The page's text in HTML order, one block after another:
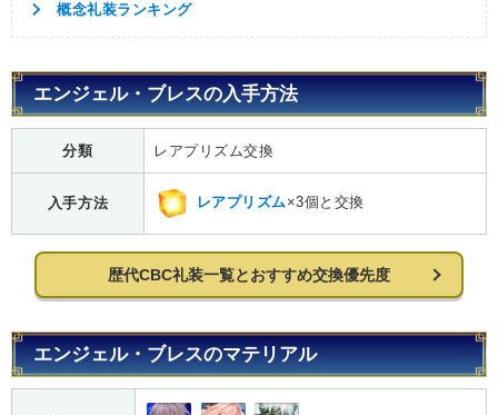
概念礼装ランキング
エンジェル・ブレスの入手方法
分類 レアプリズム交換
入手方法 レアプリズム×3個と交換
歴代CBC礼装一覧とおすすめ交換優先度
エンジェル・ブレスのマテリアル